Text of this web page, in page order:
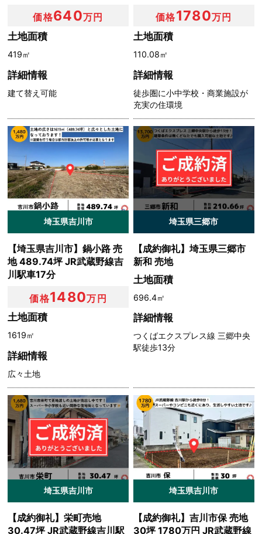
価格640万円
土地面積
419㎡
詳細情報
建て替え可能
価格1780万円
土地面積
110.08㎡
詳細情報
徒歩圏に小中学校・商業施設が
充実の住環境
埼玉県吉川市
【埼玉県吉川市】鍋小路 売
地 489.74坪 JR武蔵野線吉
川駅車17分
価格1480万円
土地面積
1619㎡
詳細情報
広々土地
埼玉県三郷市
【成約御礼】埼玉県三郷市
新和 売地
土地面積
696.4㎡
詳細情報
つくばエクスプレス線 三郷中央
駅徒歩13分
埼玉県吉川市
【成約御礼】栄町売地
30.47坪 JR武蔵野線吉川駅
埼玉県吉川市
【成約御礼】吉川市保 売地
30坪 1780万円 JR武蔵野線